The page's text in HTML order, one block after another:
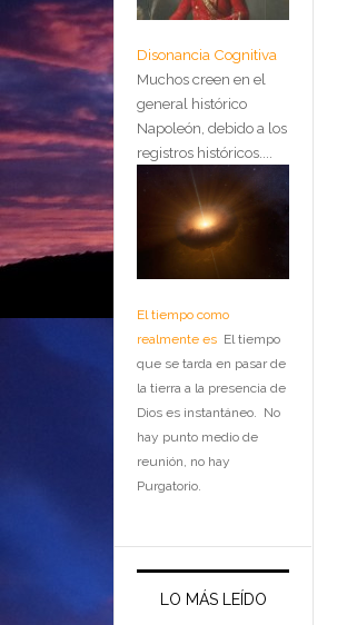
Disonancia Cognitiva
Muchos creen en el
general histórico
Napoleón, debido a los
registros históricos....
El tiempo como
realmente es El tiempo
que se tarda en pasar de
la tierra a la presencia de
Dios es instantáneo. No
hay punto medio de
reunión, no hay
Purgatorio.
LO MÁS LEÍDO